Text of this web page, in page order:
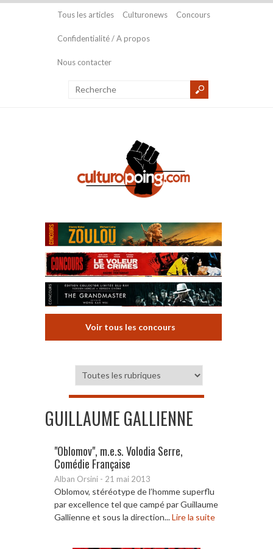
Tous les articles Culturonews Concours
Confidentialité / A propos
Nous contacter
Voir tous les concours
GUILLAUME GALLIENNE
"Oblomov", m.e.s. Volodia Serre,
Comédie Française
Alban Orsini - 21 mai 2013
Oblomov, stéréotype de l’homme superflu
par excellence tel que campé par Guillaume
Gallienne et sous la direction...Lire la suite